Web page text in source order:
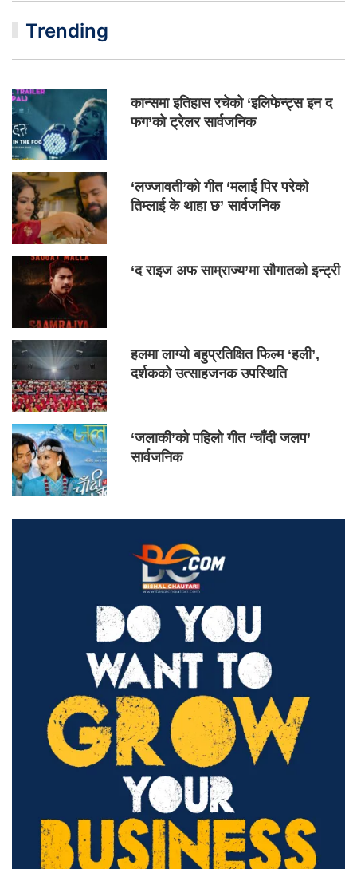
Trending
कान्समा इतिहास रचेको ‘इलिफेन्ट्स इन द
फग’को ट्रेलर सार्वजनिक
‘लज्जावती’को गीत ‘मलाई पिर परेको
तिम्लाई के थाहा छ’ सार्वजनिक
‘द राइज अफ साम्राज्य’मा सौगातको इन्ट्री
हलमा लाग्यो बहुप्रतिक्षित फिल्म ‘हली’,
दर्शकको उत्साहजनक उपस्थिति
‘जलाकी’को पहिलो गीत ‘चाँदी जलप’
सार्वजनिक